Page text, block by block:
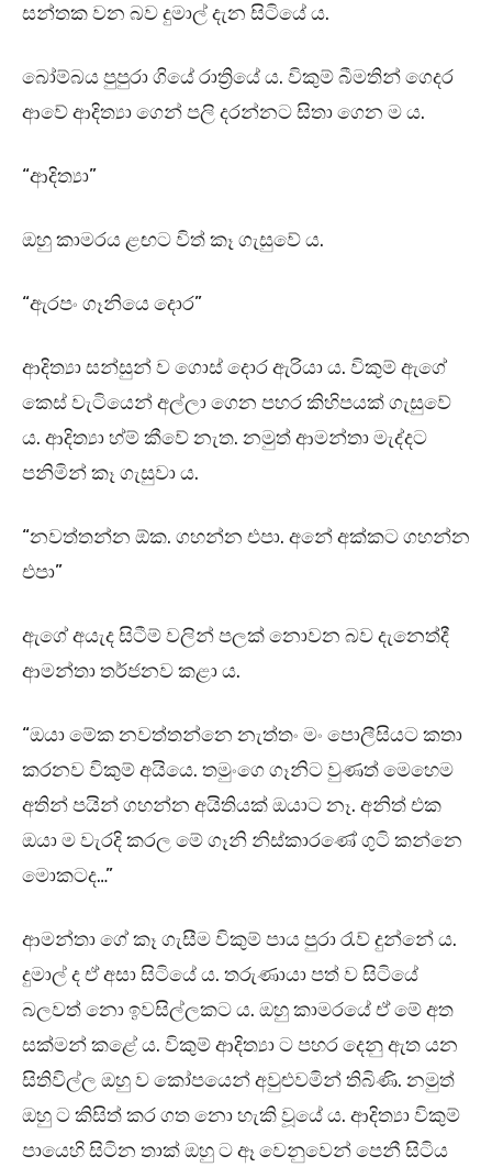
සන්තක වන බව දුමාල් දැන සිටියේ ය.
බෝම්බය පුපුරා ගියේ රාත්‍රියේ ය. විකුම් බීමතින් ගෙදර
ආවේ ආදිත්‍යා ගෙන් පලි දරන්නට සිතා ගෙන ම ය.
“ආදිත්‍යා”
ඔහු කාමරය ළඟට විත් කෑ ගැසුවේ ය.
“ඇරපං ගෑනියෙ දොර”
ආදිත්‍යා සන්සුන් ව ගොස් දොර ඇරියා ය. විකුම් ඇගේ
කෙස් වැටියෙන් අල්ලා ගෙන පහර කිහිපයක් ගැසුවේ
ය. ආදිත්‍යා හ්ම් කීවේ නැත. නමුත් ආමන්තා මැද්දට
පනිමින් කෑ ගැසුවා ය.
“නවත්තන්න ඕක. ගහන්න එපා. අනේ අක්කට ගහන්න
එපා”
ඇගේ අයැද සිටීම් වලින් පලක් නොවන බව දැනෙත්දී
ආමන්තා තර්ජනව කළා ය.
“ඔයා මේක නවත්තන්නෙ නැත්තං මං පොලීසියට කතා
කරනව විකුම් අයියෙ. තමුංගෙ ගෑනිට වුණත් මෙහෙම
අතින් පයින් ගහන්න අයිතියක් ඔයාට නෑ. අනිත් එක
ඔයා ම වැරදි කරල මේ ගෑනි නිස්කාරණේ ගුටි කන්නෙ
මොකටද…”
ආමන්තා ගේ කෑ ගැසීම විකුම් පාය පුරා රැව් දුන්නේ ය.
දුමාල් ද ඒ අසා සිටියේ ය. තරුණායා පත් ව සිටියේ
බලවත් නො ඉවසිල්ලකට ය. ඔහු කාමරයේ ඒ මේ අත
සක්මන් කළේ ය. විකුම් ආදිත්‍යා ට පහර දෙනු ඇත යන
සිතිවිල්ල ඔහු ව කෝපයෙන් අවුළුවමින් තිබිණි. නමුත්
ඔහු ට කිසිත් කර ගත නො හැකි වූයේ ය. ආදිත්‍යා විකුම්
පායෙහි සිටින තාක් ඔහු ට ඈ වෙනුවෙන් පෙනී සිටිය